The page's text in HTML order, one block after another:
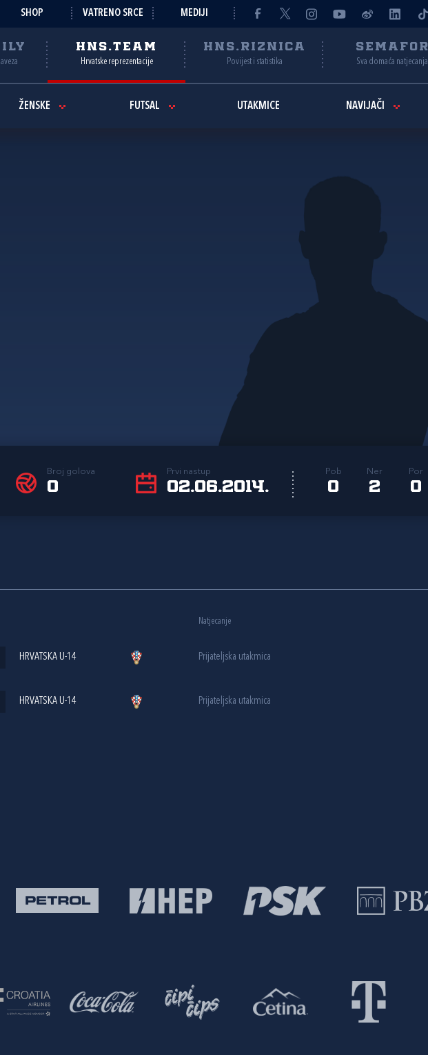
SHOP VATRENO SRCE MEDIJI
HNS.TEAM
Hrvatske reprezentacije
HNS.RIZNICA
Povijest i statistika
SEMAFOR
Sva domaća natjecanja
ŽENSKE FUTSAL UTAKMICE NAVIJAČI
Broj golova
0
Prvi nastup
02.06.2014.
Pob
0
Ner
2
Por
0
Natjecanje
HRVATSKA U-14 Prijateljska utakmica
HRVATSKA U-14 Prijateljska utakmica